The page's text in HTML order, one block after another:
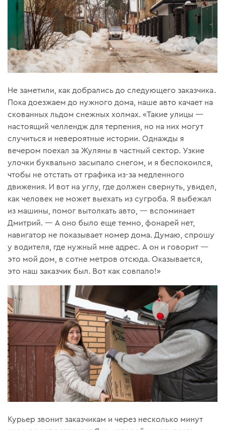
Не заметили, как добрались до следующего заказчика.
Пока доезжаем до нужного дома, наше авто качает на
скованных льдом снежных холмах. «Такие улицы —
настоящий челлендж для терпения, но на них могут
случиться и невероятные истории. Однажды я
вечером поехал за Жуляны в частный сектор. Узкие
улочки буквально засыпало снегом, и я беспокоился,
чтобы не отстать от графика из-за медленного
движения. И вот на углу, где должен свернуть, увидел,
как человек не может выехать из сугроба. Я выбежал
из машины, помог вытолкать авто, — вспоминает
Дмитрий. — А оно было еще темно, фонарей нет,
навигатор не показывает номер дома. Думаю, спрошу
у водителя, где нужный мне адрес. А он и говорит —
это мой дом, в сотне метров отсюда. Оказывается,
это наш заказчик был. Вот как совпало!»
Курьер звонит заказчикам и через несколько минут